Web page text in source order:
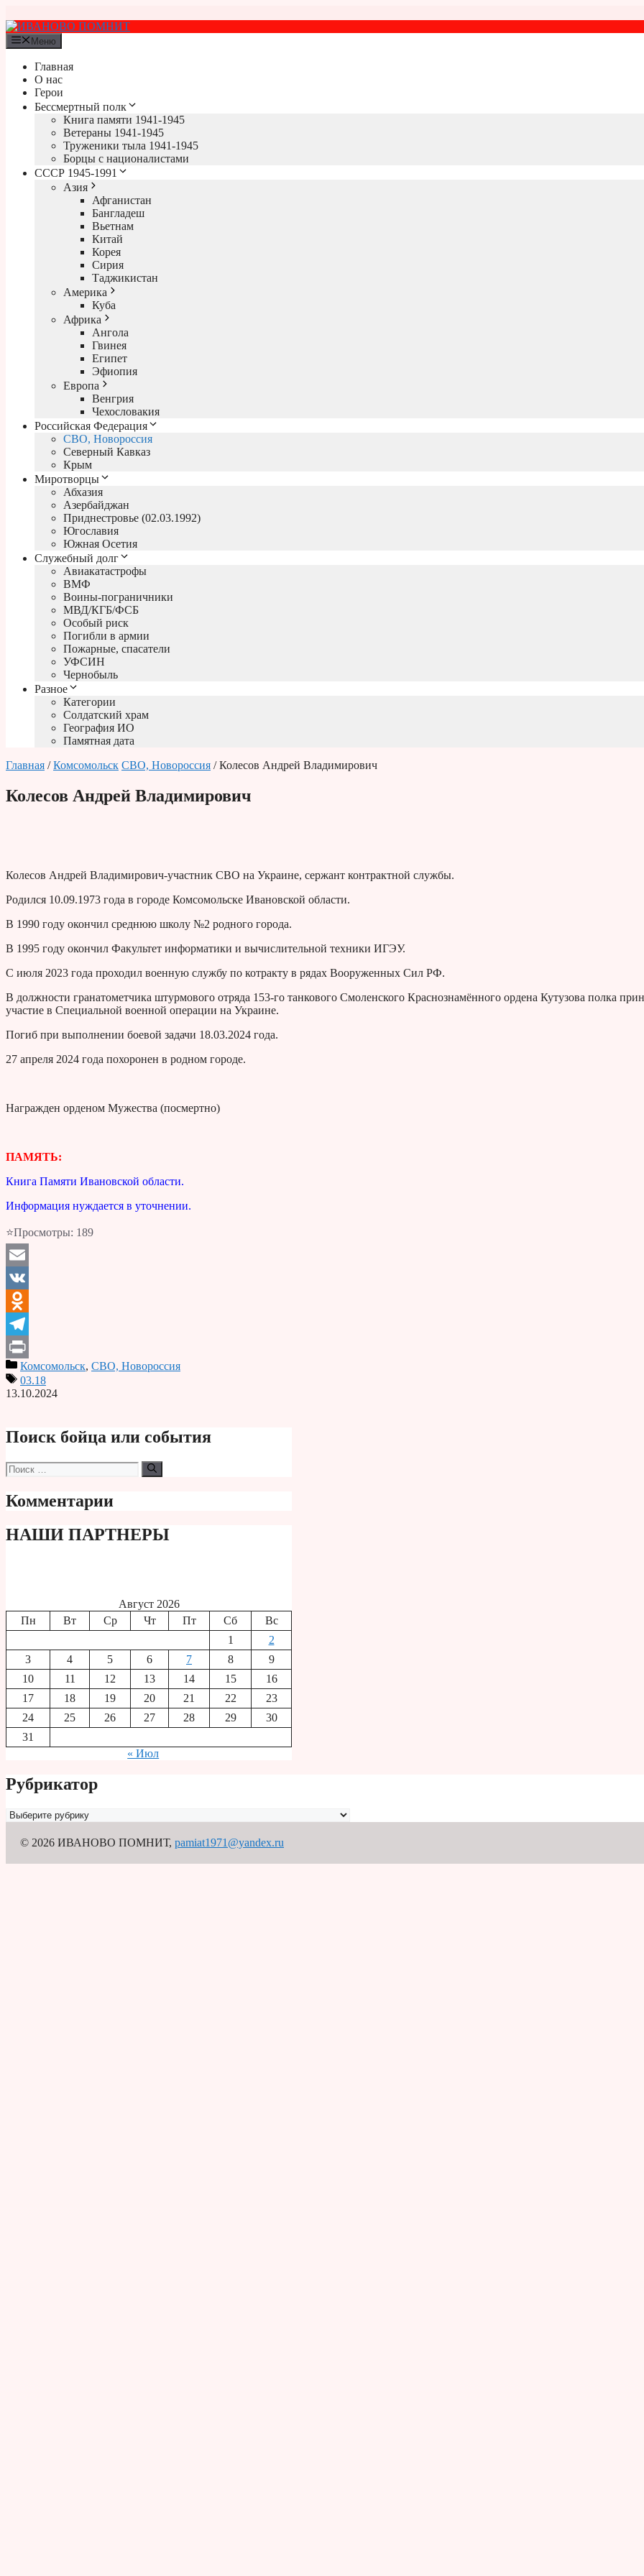
к
содержимому
Меню
Главная
О нас
Герои
Бессмертный полк
Книга памяти 1941-1945
Ветераны 1941-1945
Труженики тыла 1941-1945
Борцы с националистами
СССР 1945-1991
Азия
Афганистан
Бангладеш
Вьетнам
Китай
Корея
Сирия
Таджикистан
Америка
Куба
Африка
Ангола
Гвинея
Египет
Эфиопия
Европа
Венгрия
Чехословакия
Российская Федерация
СВО, Новороссия
Северный Кавказ
Крым
Миротворцы
Абхазия
Азербайджан
Приднестровье (02.03.1992)
Югославия
Южная Осетия
Служебный долг
Авиакатастрофы
ВМФ
Воины-пограничники
МВД/КГБ/ФСБ
Особый риск
Погибли в армии
Пожарные, спасатели
УФСИН
Чернобыль
Разное
Категории
Солдатский храм
География ИО
Памятная дата
Главная /Комсомольск СВО, Новороссия / Колесов Андрей Владимирович
Колесов Андрей Владимирович
Колесов Андрей Владимирович-участник СВО на Украине, сержант контрактной службы.
Родился 10.09.1973 года в городе Комсомольске Ивановской области.
В 1990 году окончил среднюю школу №2 родного города.
В 1995 году окончил Факультет информатики и вычислительной техники ИГЭУ.
С июля 2023 года проходил военную службу по котракту в рядах Вооруженных Сил РФ.
В должности гранатометчика штурмового отряда 153-го танкового Смоленского Краснознамённого ордена Кутузова полка
участие в Специальной военной операции на Украине.
Погиб при выполнении боевой задачи 18.03.2024 года.
27 апреля 2024 года похоронен в родном городе.
Награжден орденом Мужества (посмертно)
ПАМЯТЬ:
Книга Памяти Ивановской области.
Информация нуждается в уточнении.
⭐Просмотры: 189
Email
VK
Odnoklassniki
Telegram
PrintКомсомольск, СВО, Новороссия
03.18
13.10.2024
Поиск бойца или события
Поиск:
Комментарии
НАШИ ПАРТНЕРЫ
Август 2026
Пн
Вт Ср Чт Пт Сб
Вс
1
2
3
4 5 6 7 8
9
10
11 12 13 14 15
16
17
18 19 20 21 22
23
24
25 26 27 28 29
30
31
« Июл
Рубрикатор
Рубрикатор
© 2026 ИВАНОВО ПОМНИТ, pamiat1971@yandex.ru